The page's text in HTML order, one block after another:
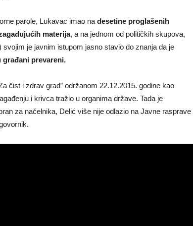
parole, Lukavac imao na desetine proglašenih
materija, a na jednom od političkih skupova,
je javnim istupom jasno stavio do znanja da je
građani prevareni.
čist i zdrav grad” održanom 22.12.2015. godine kao
i krivca tražio u organima države. Tada je
za načelnika, Delić više nije odlazio na Javne rasprave